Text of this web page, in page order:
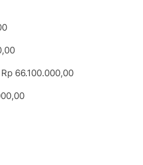
66.100.000,00